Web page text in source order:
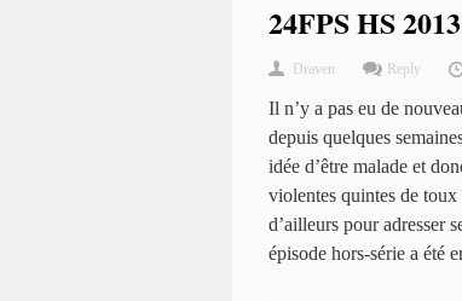
24FPS HS
Draven Reply
Il n’y a pas eu de
depuis quelques
idée d’être malade et
violentes quintes de
d’ailleurs pour adresser
épisode hors-série a été